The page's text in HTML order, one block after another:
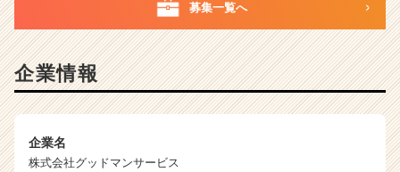
ト
が
就
ト
募集一覧へ
企業情報
企業名
株式会社グッドマンサービス